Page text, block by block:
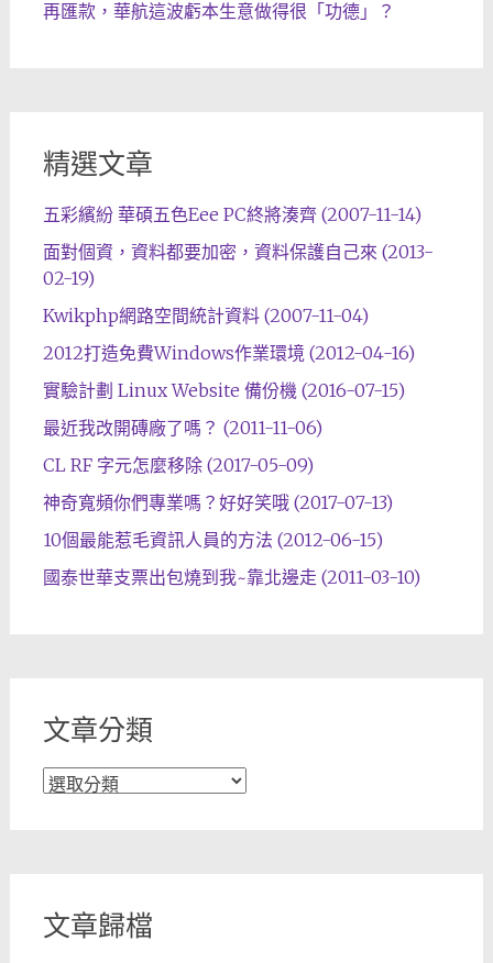
再匯款，華航這波虧本生意做得很「功德」？
精選文章
五彩繽紛 華碩五色Eee PC終將湊齊 (2007-11-14)
面對個資，資料都要加密，資料保護自己來 (2013-
02-19)
Kwikphp網路空間統計資料 (2007-11-04)
2012打造免費Windows作業環境 (2012-04-16)
實驗計劃 Linux Website 備份機 (2016-07-15)
最近我改開磚廠了嗎？ (2011-11-06)
CL RF 字元怎麼移除 (2017-05-09)
神奇寬頻你們專業嗎？好好笑哦 (2017-07-13)
10個最能惹毛資訊人員的方法 (2012-06-15)
國泰世華支票出包燒到我~靠北邊走 (2011-03-10)
文章分類
文
文章歸檔